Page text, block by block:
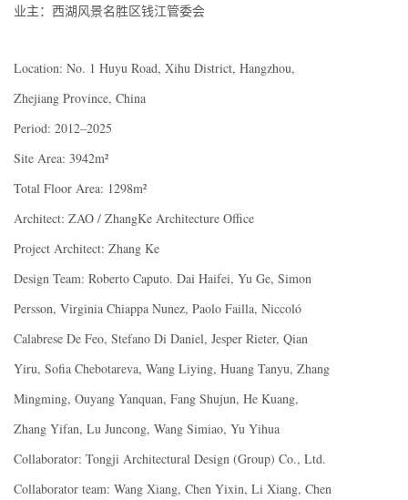
业主：西湖风景名胜区钱江管委会
Location: No. 1 Huyu Road, Xihu District, Hangzhou,
Zhejiang Province, China
Period: 2012–2025
Site Area: 3942m²
Total Floor Area: 1298m²
Architect: ZAO / ZhangKe Architecture Office
Project Architect: Zhang Ke
Design Team: Roberto Caputo. Dai Haifei, Yu Ge, Simon
Persson, Virginia Chiappa Nunez, Paolo Failla, Niccoló
Calabrese De Feo, Stefano Di Daniel, Jesper Rieter, Qian
Yiru, Sofia Chebotareva, Wang Liying, Huang Tanyu, Zhang
Mingming, Ouyang Yanquan, Fang Shujun, He Kuang,
Zhang Yifan, Lu Juncong, Wang Simiao, Yu Yihua
Collaborator: Tongji Architectural Design (Group) Co., Ltd.
Collaborator team: Wang Xiang, Chen Yixin, Li Xiang, Chen